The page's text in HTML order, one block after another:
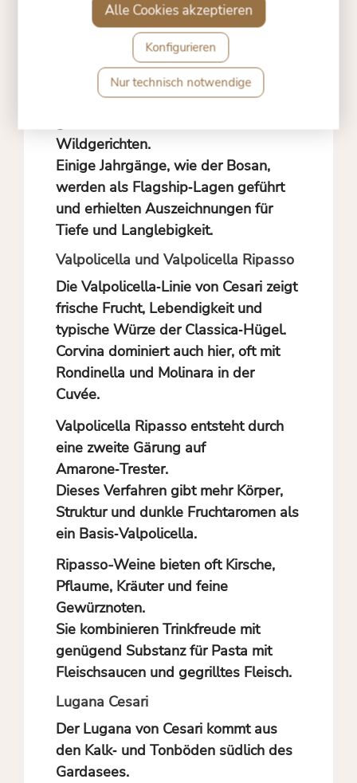
Tanninstruktur und Alkohol sind
präsent, aber ausgewogen durch
Reife und Eichenholz‑Ausbau.
Serviertemperatur liegt bei 16–18 °C.
Er passt gut zu reifem Käse,
Wildgerichten.
Einige Jahrgänge, wie der Bosan,
werden als Flagship‑Lagen geführt
und erhielten Auszeichnungen für
Tiefe und Langlebigkeit.
Valpolicella und Valpolicella Ripasso
Die Valpolicella‑Linie von Cesari zeigt
frische Frucht, Lebendigkeit und
typische Würze der Classica‑Hügel.
Corvina dominiert auch hier, oft mit
Rondinella und Molinara in der
Cuvée.
Valpolicella Ripasso entsteht durch
eine zweite Gärung auf
Amarone‑Trester.
Dieses Verfahren gibt mehr Körper,
Struktur und dunkle Fruchtaromen als
ein Basis‑Valpolicella.
Ripasso-Weine bieten oft Kirsche,
Pflaume, Kräuter und feine
Gewürznoten.
Sie kombinieren Trinkfreude mit
genügend Substanz für Pasta mit
Fleischsaucen und gegrilltes Fleisch.
Lugana Cesari
Der Lugana von Cesari kommt aus
den Kalk‑ und Tonböden südlich des
Gardasees.
Nur technisch notwendige
Konfigurieren
Alle Cookies akzeptieren